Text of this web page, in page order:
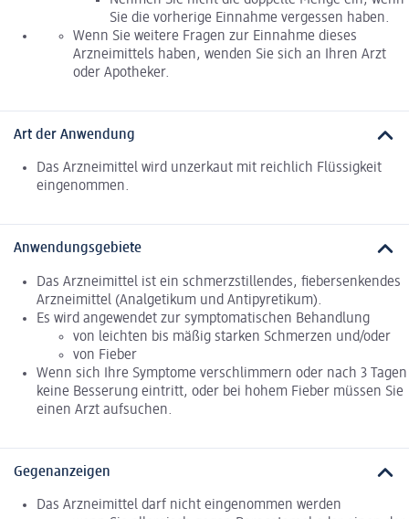
Sie die vorherige Einnahme vergessen haben.
Wenn Sie weitere Fragen zur Einnahme dieses
Arzneimittels haben, wenden Sie sich an Ihren Arzt
oder Apotheker.
Art der Anwendung
Das Arzneimittel wird unzerkaut mit reichlich Flüssigkeit
eingenommen.
Anwendungsgebiete
Das Arzneimittel ist ein schmerzstillendes, fiebersenkendes
Arzneimittel (Analgetikum und Antipyretikum).
Es wird angewendet zur symptomatischen Behandlung
von leichten bis mäßig starken Schmerzen und/oder
von Fieber
Wenn sich Ihre Symptome verschlimmern oder nach 3 Tagen
keine Besserung eintritt, oder bei hohem Fieber müssen Sie
einen Arzt aufsuchen.
Gegenanzeigen
Das Arzneimittel darf nicht eingenommen werden